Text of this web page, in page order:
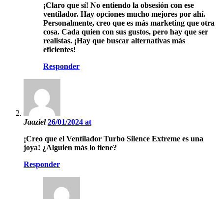
¡Claro que sí! No entiendo la obsesión con ese
ventilador. Hay opciones mucho mejores por ahí.
Personalmente, creo que es más marketing que otra
cosa. Cada quien con sus gustos, pero hay que ser
realistas. ¡Hay que buscar alternativas más
eficientes!
Responder
Jaaziel26/01/2024 at
¡Creo que el Ventilador Turbo Silence Extreme es una
joya! ¿Alguien más lo tiene?
Responder